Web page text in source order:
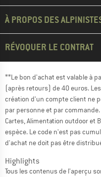
À PROPOS DES
RÉVOQUER LE CONTRAT
**Le bon d'achat est valable à
(après retours) de 40 euros.
création d'un compte client ne
par personne et par
Cartes, Alimentation outdoor et
espèce. Le code n'est pas
d'achat ne doit pas être
Highlights
Tous les contenus de l'aperçu